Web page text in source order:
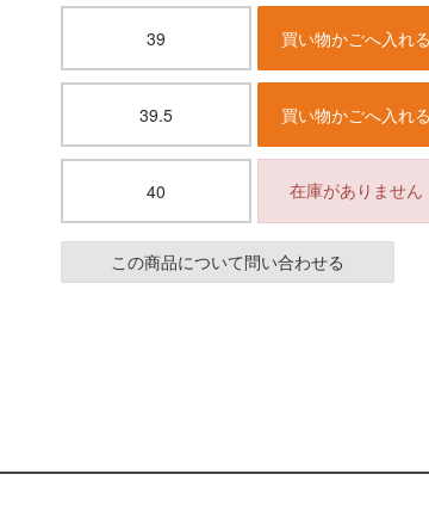
39 買い物かごへ入れる
39.5 買い物かごへ入れる
40 在庫がありません
この商品について問い合わせる